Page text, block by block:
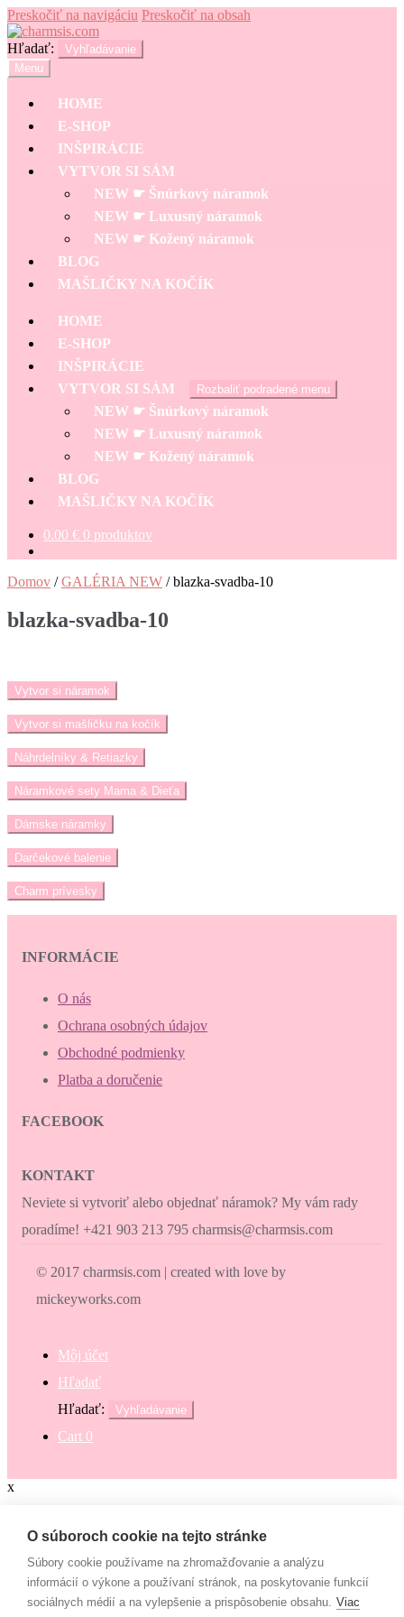
Preskočiť na navigáciu Preskočiť na obsah
Hľadať:
Vyhľadávanie
Menu
HOME
E-SHOP
INŠPIRÁCIE
VYTVOR SI SÁM
NEW ☛ Šnúrkový náramok
NEW ☛ Luxusný náramok
NEW ☛ Kožený náramok
BLOG
MAŠLIČKY NA KOČÍK
HOME
E-SHOP
INŠPIRÁCIE
VYTVOR SI SÁM
Rozbaliť podradené menu
NEW ☛ Šnúrkový náramok
NEW ☛ Luxusný náramok
NEW ☛ Kožený náramok
BLOG
MAŠLIČKY NA KOČÍK
0.00 € 0 produktov
Domov /GALÉRIA NEW /blazka-svadba-10
blazka-svadba-10
Vytvor si náramok
Vytvor si mašličku na kočík
Náhrdelníky & Retiazky
Náramkové sety Mama & Dieťa
Dámske náramky
Darčekové balenie
Charm prívesky
INFORMÁCIE
O nás
Ochrana osobných údajov
Obchodné podmienky
Platba a doručenie
FACEBOOK
KONTAKT
Neviete si vytvoriť alebo objednať náramok? My vám rady
poradíme! +421 903 213 795 charmsis@charmsis.com
© 2017 charmsis.com | created with love by
mickeyworks.com
Môj účet
Hľadať
Hľadať:
Vyhľadávanie
Cart 0
x
Zaokrúhli svoj nákup
Zaokrúhli svoj nákup a prispej na dobrú vec. Občianske združenie
Mamy v pohybe pomáha osamelým mamám, ktoré nemajú to šťastie
– mať pri sebe manžela, partnera či blízku rodinu, ktorí by im vedeli
O súboroch cookie na tejto stránke
Súbory cookie používame na zhromažďovanie a analýzu
informácií o výkone a používaní stránok, na poskytovanie funkcií
sociálnych médií a na vylepšenie a prispôsobenie obsahu. Viac